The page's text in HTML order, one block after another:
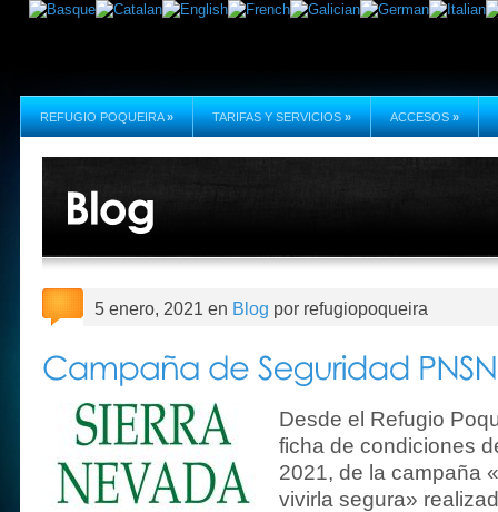
REFUGIO POQUEIRA » TARIFAS Y SERVICIOS » ACCESOS »
5 enero, 2021 en Blog por refugiopoqueira
Desde el Refugio
ficha de condiciones
2021, de la campaña
vivirla segura»